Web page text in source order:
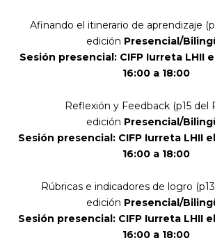
Afinando el itinerario de aprendizaje (
edición Presencial/
Sesión presencial:CIFP Iurreta LHII
16:00 a 18:00
Reflexión y Feedback (p15 del
edición Presencial/
Sesión presencial: CIFP Iurreta LHII
16:00 a 18:00
Rúbricas e indicadores de logro (
edición Presencial/
Sesión presencial: CIFP Iurreta LHII
16:00 a 18:00